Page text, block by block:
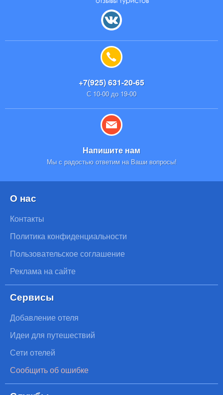
+7(925) 631-20-65
С 10-00 до 19-00
Напишите нам
Мы с радостью ответим на Ваши вопросы!
О нас
Контакты
Политика конфиденциальности
Пользовательское соглашение
Реклама на сайте
Сервисы
Добавление отеля
Идеи для путешествий
Сети отелей
Сообщить об ошибке